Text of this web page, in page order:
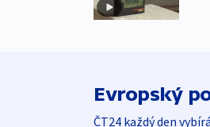
Evropský
ČT24 každý den